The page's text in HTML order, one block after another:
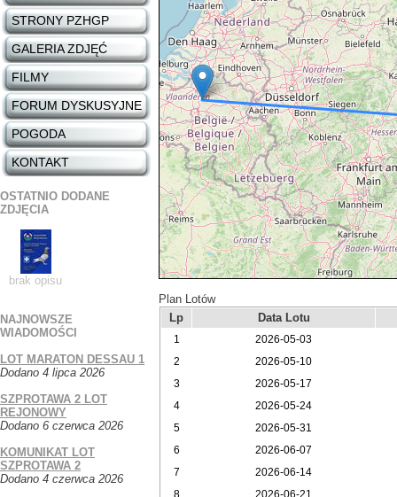
Plan Lotów
Lp
Data Lotu
1
2026-05-03
2
2026-05-10
3
2026-05-17
4
2026-05-24
5
2026-05-31
6
2026-06-07
7
2026-06-14
8
2026-06-21
STRONY PZHGP
GALERIA ZDJĘĆ
FILMY
FORUM DYSKUSYJNE
POGODA
KONTAKT
OSTATNIO DODANE
ZDJĘCIA
brak opisu
NAJNOWSZE
WIADOMOŚCI
LOT MARATON DESSAU 1
Dodano 4 lipca 2026
SZPROTAWA 2 LOT
REJONOWY
Dodano 6 czerwca 2026
KOMUNIKAT LOT
SZPROTAWA 2
Dodano 4 czerwca 2026